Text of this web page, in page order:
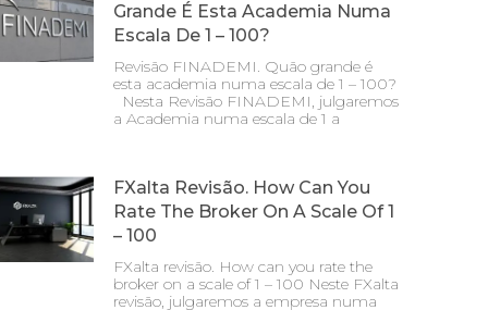
Grande É Esta Academia Numa
Escala De 1 – 100?
Revisão FINADEMI. Quão grande é
esta academia numa escala de 1 – 100?
Nesta Revisão FINADEMI, julgaremos
a Academia numa escala de 1 a
FXalta Revisão. How Can You
Rate The Broker On A Scale Of 1
– 100
FXalta revisão. How can you rate the
broker on a scale of 1 – 100 Neste FXalta
revisão, julgaremos a empresa numa